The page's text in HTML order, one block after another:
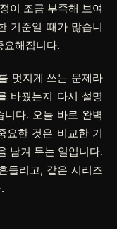
이 조금 부족해 보여
기준일 때가 많습니
요해집니다.
멋지게 쓰는 문제라
바꿨는지 다시 설명
다. 오늘 바로 완벽
요한 것은 비교한 기
남겨 두는 일입니다.
들리고, 같은 시리즈